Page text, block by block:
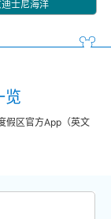
迪士尼海洋
览
假区官方App（英文